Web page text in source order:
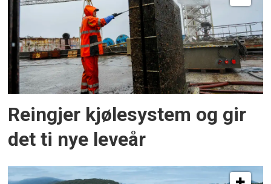
Reingjer kjølesystem og gir
det ti nye leveår